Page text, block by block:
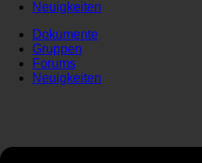
Neuigkeiten
Dokumente
Gruppen
Forums
Neuigkeiten